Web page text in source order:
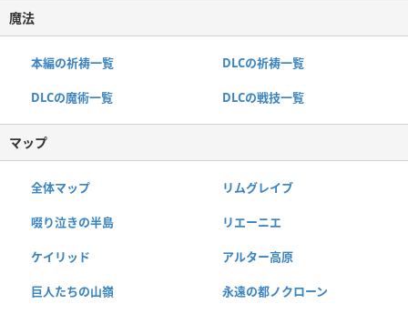
魔法
本編の祈祷一覧 DLCの祈祷一覧
DLCの魔術一覧 DLCの戦技一覧
マップ
全体マップ リムグレイブ
啜り泣きの半島 リエーニエ
ケイリッド アルター高原
巨人たちの山嶺 永遠の都ノクローン